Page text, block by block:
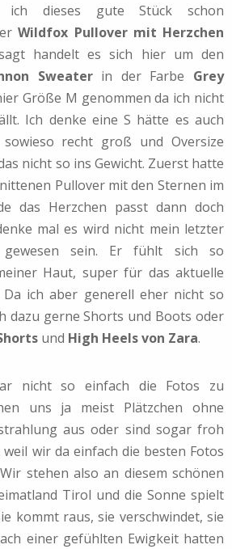
dieses gute Stück schon
Wildfox Pullover mit Herzchen
handelt es sich hier um den
Sweaterin der Farbe Grey
Größe M genommen da ich nicht
Ich denke eine S hätte es auch
recht groß und Oversize
nicht so ins Gewicht. Zuerst hatte
Pullover mit den Sternen im
das Herzchen passt dann doch
mal es wird nicht mein letzter
gewesen sein. Er fühlt sich so
Haut, super für das aktuelle
Da ich aber generell eher nicht so
dazu gerne Shorts und Boots oder
und High Heels von Zara.
nicht so einfach die Fotos zu
uns ja meist Plätzchen ohne
aus oder sind sogar froh
wir da einfach die besten Fotos
stehen also an diesem schönen
Tirol und die Sonne spielt
kommt raus, sie verschwindet, sie
einer gefühlten Ewigkeit hatten